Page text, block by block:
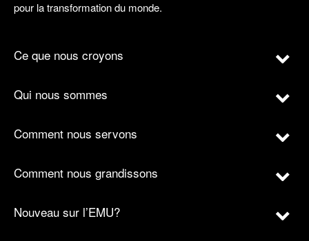
pour la transformation du monde.
Ce que nous croyons
Qui nous sommes
Comment nous servons
Comment nous grandissons
Nouveau sur l’EMU?